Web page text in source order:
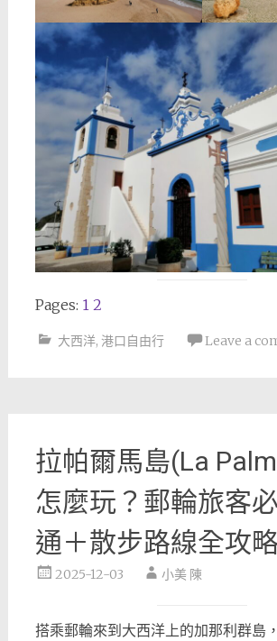
Pages: 1 2
大西洋, 港口自由行 Leave a
拉帕爾馬島(La
怎麼玩？郵輪旅客
通＋散步路線全攻
2025-12-03 小美 陳
搭乘郵輪來到大西洋上的加那利群島